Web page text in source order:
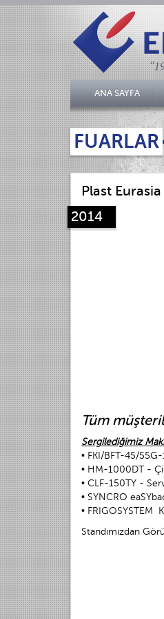
ANA SAYFA
FUARLAR
Plast
2014
Tüm
Sergilediğimiz
• FKI/BFT-45/
• HM-1000DT -
• CLF-150TY -
• SYNCRO
• FRIGOSYSTEM
Standımızdan